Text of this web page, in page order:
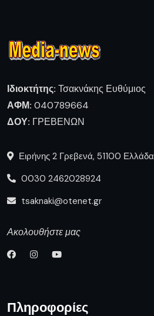
Ιδιοκτήτης: Τσακνάκης Ευθύμιος
ΑΦΜ: 040789664
ΔΟΥ: ΓΡΕΒΕΝΩΝ
Ειρήνης 2 Γρεβενά, 51100 Ελλάδα
0030 2462028924
tsaknaki@otenet.gr
Ακολουθήστε μας
Πληροφορίες